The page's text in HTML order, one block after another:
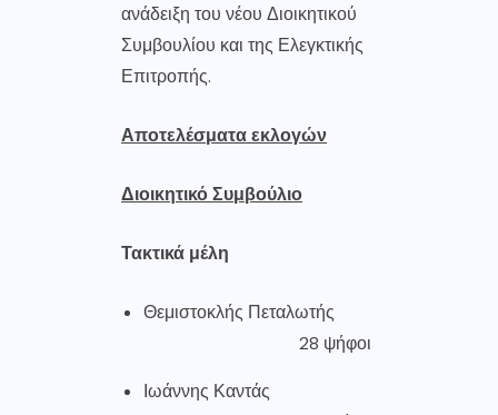
ανάδειξη του νέου Διοικητικού
Συμβουλίου και της Ελεγκτικής
Επιτροπής.
Αποτελέσματα εκλογών
Διοικητικό Συμβούλιο
Τακτικά μέλη
Θεμιστοκλής Πεταλωτής
28 ψήφοι
Ιωάννης Καντάς